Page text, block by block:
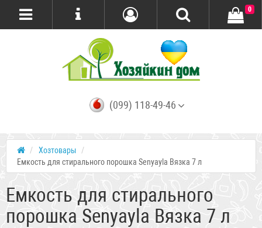
(099) 118-49-46
0
Хозтовары
Емкость для стирального порошка Senyayla Вязка 7 л
Емкость для стирального
порошка Senyayla Вязка 7 л